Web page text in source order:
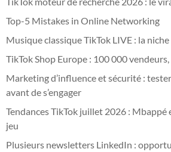
Top-5 Mistakes in Online Networking
Musique classique TikTok LIVE : la
TikTok Shop Europe : 100 000
Marketing d’influence et sécurité :
avant de s’engager
Tendances TikTok juillet 2026 :
jeu
Plusieurs newsletters LinkedIn :